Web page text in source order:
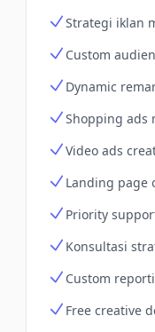
Strategi iklan
Custom
Dynamic
Shopping ads
Video ads
Landing page
Priority
Konsultasi
Custom
Free creative